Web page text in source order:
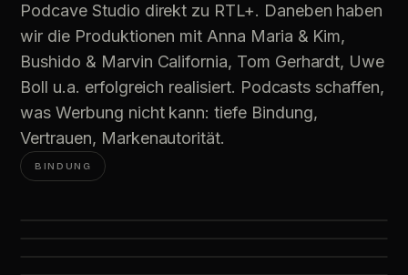
Podcave Studio direkt zu RTL+. Daneben haben
wir die Produktionen mit Anna Maria & Kim,
Bushido & Marvin California, Tom Gerhardt, Uwe
Boll u.a. erfolgreich realisiert. Podcasts schaffen,
was Werbung nicht kann: tiefe Bindung,
Vertrauen, Markenautorität.
BINDUNG
Im Bett mit Anna-Maria und Anis Ferchichi